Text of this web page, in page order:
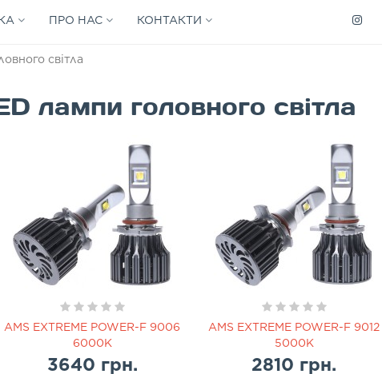
ПРО НАС КОНТАКТИ
світла
лампи головного світла
AMS EXTREME POWER-F 9006
6000K
3640 грн.
AMS EXTREME POWER-F 9012
5000K
2810 грн.